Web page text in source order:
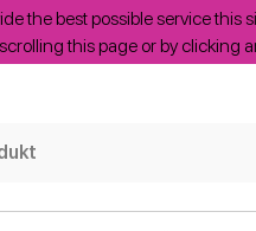
the best possible service this
this page or by clicking